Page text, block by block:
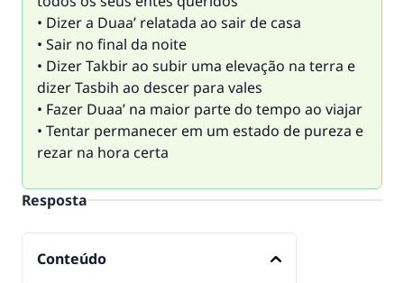
• Dizer a Duaa’ relatada ao sair de casa
• Sair no final da noite
• Dizer Takbir ao subir uma elevação na terra e
dizer Tasbih ao descer para vales
• Fazer Duaa’ na maior parte do tempo ao viajar
• Tentar permanecer em um estado de pureza e
rezar na hora certa
Resposta
Conteúdo